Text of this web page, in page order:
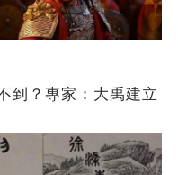
到？專家：大禹建立